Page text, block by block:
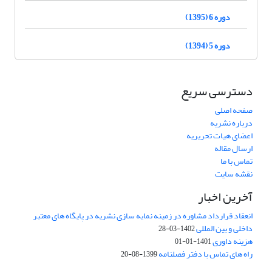
دوره 6 (1395)
دوره 5 (1394)
دسترسی سریع
صفحه اصلی
درباره نشریه
اعضای هیات تحریریه
ارسال مقاله
تماس با ما
نقشه سایت
آخرین اخبار
انعقاد قرارداد مشاوره در زمینه نمایه سازی نشریه در پایگاه های معتبر
داخلی و بین المللی1402-03-28
هزینه داوری1401-01-01
راه های تماس با دفتر فصلنامه1399-08-20